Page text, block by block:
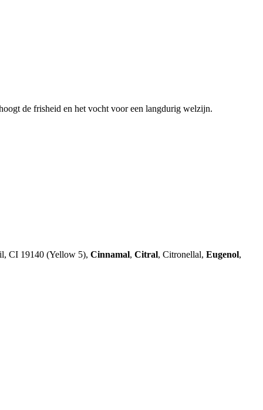
de frisheid en het vocht voor een langdurig welzijn.
CI 19140 (Yellow 5), Cinnamal, Citral, Citronellal, Eugenol,